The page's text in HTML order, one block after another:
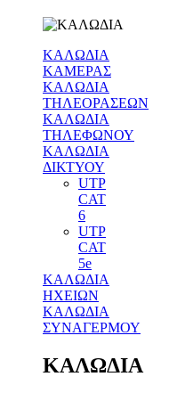
ΚΑΛΩΔΙΑ
ΚΑΜΕΡΑΣ
ΚΑΛΩΔΙΑ
ΤΗΛΕΟΡΑΣΕΩΝ
ΚΑΛΩΔΙΑ
ΤΗΛΕΦΩΝΟΥ
ΚΑΛΩΔΙΑ
ΔΙΚΤΥΟΥ
UTP
CAT
6
UTP
CAT
5e
ΚΑΛΩΔΙΑ
ΗΧΕΙΩΝ
ΚΑΛΩΔΙΑ
ΣΥΝΑΓΕΡΜΟΥ
ΚΑΛΩΔΙΑ